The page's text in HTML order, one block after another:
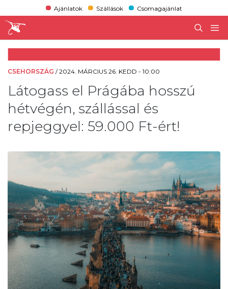
Ajánlatok Szállások Csomagajánlat
CSEHORSZÁG /2024. MÁRCIUS 26. KEDD - 10:00
Látogass el Prágába hosszú
hétvégén, szállással és
repjeggyel: 59.000 Ft-ért!